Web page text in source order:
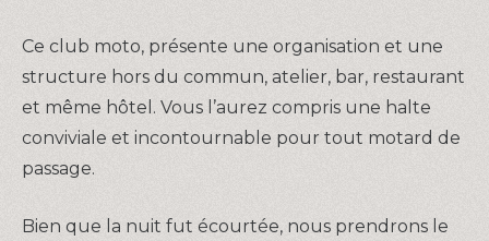
Ce club moto, présente une organisation et une
structure hors du commun, atelier, bar, restaurant
et même hôtel. Vous l’aurez compris une halte
conviviale et incontournable pour tout motard de
passage.
Bien que la nuit fut écourtée, nous prendrons le